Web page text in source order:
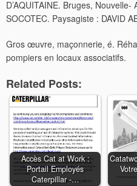
D’AQUITAINE. Bruges,
SOCOTEC. Paysagiste : DAVID
Gros œuvre, maçonnerie, é.
pompiers en locaux associatifs.
Related Posts:
Accès Cat at Work :
Portail Employés
Caterpillar -…